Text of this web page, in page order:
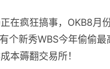
在疯狂搞事，OKB8月
个新秀WBS今年偷偷
本薅翻交易所！